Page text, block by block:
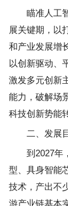
瞄准人工智
展关键期，以
和产业发展增
以创新驱动、
激发多元创新
能力，破解场
科技创新势能
二、发展
到2027年，
型、具身智能
技术，产出不
游产业链基本